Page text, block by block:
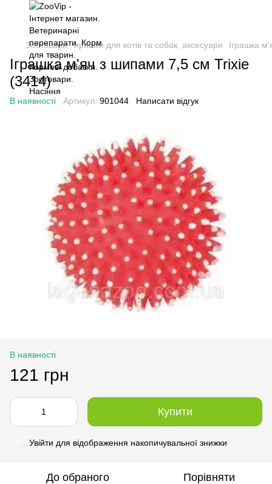
Зоотовари Іграшки для котів та собак, аксесуари Іграшка
Іграшка м'яч з шипами 7,5 см Trixie
(3414)
В наявності Артикул: 901044 Написати відгук
В наявності
121 грн
Купити
Увійти для відображення накопичувальної знижки
До обраного Порівняти